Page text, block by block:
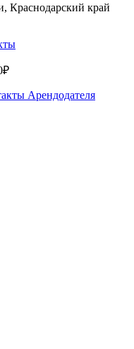
Краснодарский край
Арендодателя